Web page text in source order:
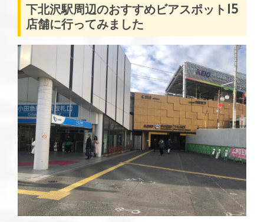
下北沢駅周辺のおすすめビアスポット15
店舗に行ってみました